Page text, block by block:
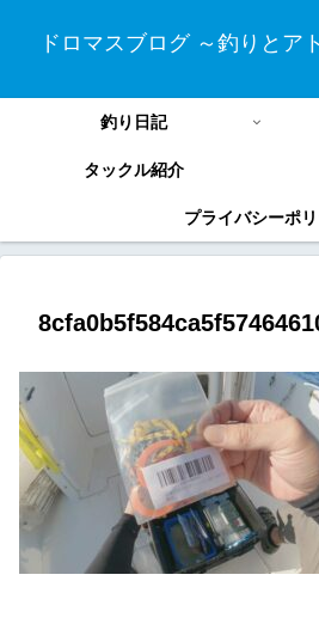
ドロマスブログ ～釣りとア
釣り日記
タックル紹介
プライバシーポ